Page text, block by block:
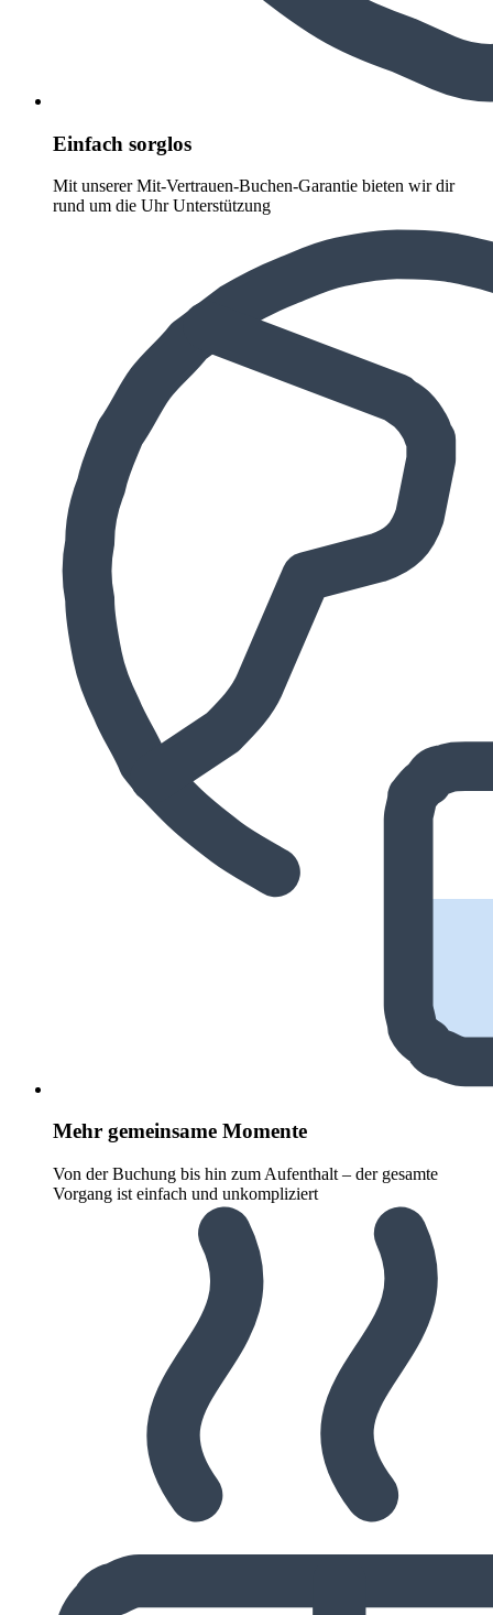
Einfach sorglos
Mit unserer Mit-Vertrauen-Buchen-Garantie bieten wir dir
rund um die Uhr Unterstützung
Mehr gemeinsame Momente
Von der Buchung bis hin zum Aufenthalt – der gesamte
Vorgang ist einfach und unkompliziert